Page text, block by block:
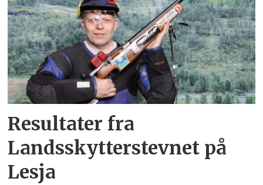
Resultater fra
Landsskytterstevnet på
Lesja